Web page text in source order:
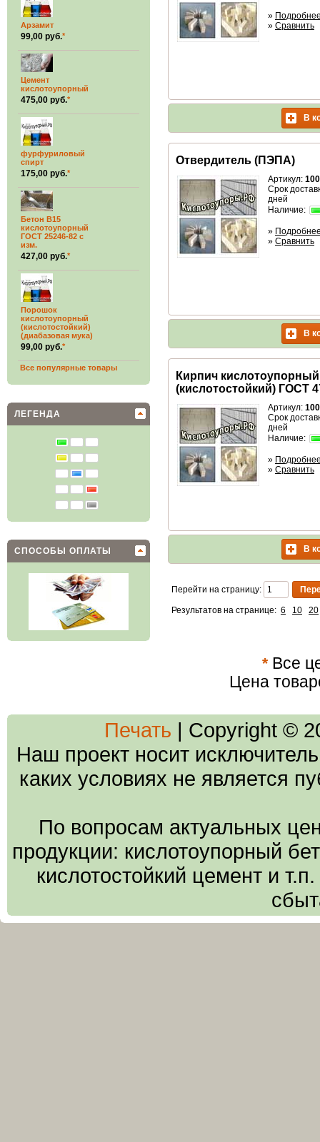
Арзамит
99,00 руб.*
Цемент
кислотоупорный
475,00 руб.*
фурфуриловый
спирт
175,00 руб.*
Бетон В15
кислотоупорный
ГОСТ 25246-82 с
изм.
427,00 руб.*
Порошок
кислотоупорный
(кислотостойкий)
(диабазовая мука)
99,00 руб.*
Все популярные товары
ЛЕГЕНДА
СПОСОБЫ ОПЛАТЫ
»
» Сравнить
В
Отвердитель (ПЭПА)
Артикул:
Срок
дней
Наличие:
»
» Сравнить
В
Кирпич кислотоупорный
(кислотостойкий) ГОСТ
Артикул:
Срок
дней
Наличие:
»
» Сравнить
В
Перейти на страницу:
Результатов на странице: 6 10 20
* Все
Цена
Печать | Copyright ©
Наш проект носит
каких условиях не является
По вопросам актуальных
продукции: кислотоупорный
кислотостойкий цемент и